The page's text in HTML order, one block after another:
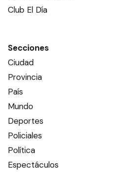
Club El Día
Secciones
Ciudad
Provincia
País
Mundo
Deportes
Policiales
Política
Espectáculos